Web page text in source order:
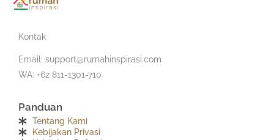
Kontak
Email: support@rumahinspirasi.com
WA: +62 811-1301-710
Panduan
Tentang Kami
Kebijakan Privasi